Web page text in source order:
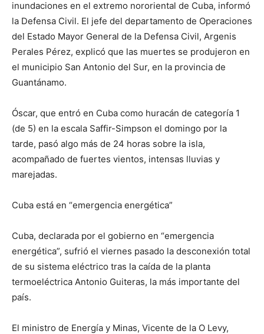
inundaciones en el extremo nororiental de Cuba, informó
la Defensa Civil. El jefe del departamento de Operaciones
del Estado Mayor General de la Defensa Civil, Argenis
Perales Pérez, explicó que las muertes se produjeron en
el municipio San Antonio del Sur, en la provincia de
Guantánamo.
Óscar, que entró en Cuba como huracán de categoría 1
(de 5) en la escala Saffir-Simpson el domingo por la
tarde, pasó algo más de 24 horas sobre la isla,
acompañado de fuertes vientos, intensas lluvias y
marejadas.
Cuba está en “emergencia energética”
Cuba, declarada por el gobierno en “emergencia
energética”, sufrió el viernes pasado la desconexión total
de su sistema eléctrico tras la caída de la planta
termoeléctrica Antonio Guiteras, la más importante del
país.
El ministro de Energía y Minas, Vicente de la O Levy,